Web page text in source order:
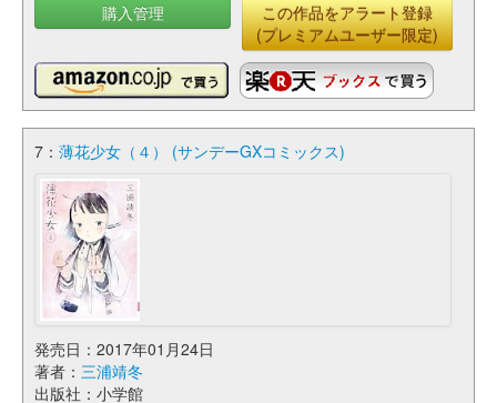
購入管理
この作品をアラート登録
(プレミアムユーザー限定)
7： 薄花少女（４） (サンデーGXコミックス)
発売日：2017年01月24日
著者： 三浦靖冬
出版社：小学館